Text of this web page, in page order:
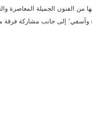
مادتها من الفنون الجميلة
بين الفنانين٬ فرق مسرحية من الدار البيضاء وطاطا ومكناس